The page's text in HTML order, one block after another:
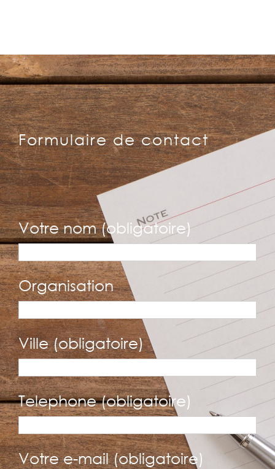
Formulaire de contact
Votre nom (obligatoire)
Organisation
Ville (obligatoire)
Telephone (obligatoire)
Votre e-mail (obligatoire)